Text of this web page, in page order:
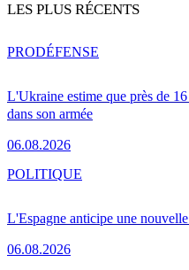
LES PLUS RÉCENTS
L'Ukraine estime que près de
dans son armée
06.08.2026
PRODÉFENSE
L'Espagne anticipe une
06.08.2026
POLITIQUE